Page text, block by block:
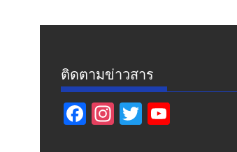
ติดตามข่าวสาร
F In T